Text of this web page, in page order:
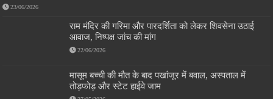
23/06/2026
राम मंदिर की गरिमा और पारदर्शिता को लेकर शिवसेना उठाई
आवाज, निष्पक्ष जांच की मांग
22/06/2026
मासूम बच्ची की मौत के बाद पखांजूर में बवाल, अस्पताल में
तोड़फोड़ और स्टेट हाईवे जाम